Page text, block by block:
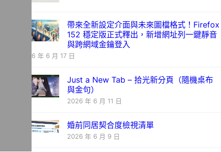
帶來全新設定介面與未來圖檔格式！Firefox
152 穩定版正式釋出，新增網址列一鍵靜音
與跨網域金鑰登入
2026 年 6 月 17 日
Just a New Tab – 拾光新分頁（隨機桌布
與金句）
2026 年 6 月 11 日
婚前同居契合度檢視清單
2026 年 6 月 9 日